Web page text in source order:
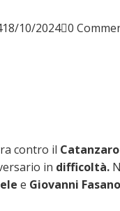
18/10/2024 0
contro il Catanzaro
in difficoltà.
e Giovanni Fasano